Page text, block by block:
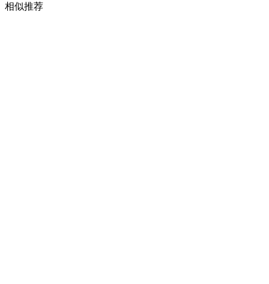
相似推荐